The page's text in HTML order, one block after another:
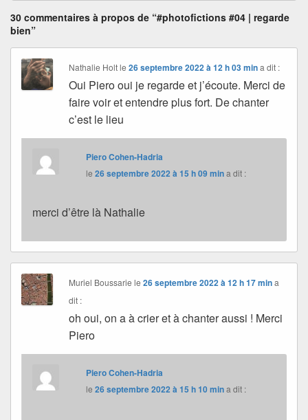
30 commentaires à propos de “#photofictions #04 | regarde
bien”
Nathalie Holtle26 septembre 2022 à 12 h 03 min a dit :
Oui Piero oui je regarde et j’écoute. Merci de
faire voir et entendre plus fort. De chanter
c’est le lieu
Piero Cohen-Hadria
le26 septembre 2022 à 15 h 09 mina dit :
merci d’être là Nathalie
Muriel Boussarie le26 septembre 2022 à 12 h 17 min a
dit :
oh oui, on a à crier et à chanter aussi ! Merci
Piero
Piero Cohen-Hadria
le26 septembre 2022 à 15 h 10 mina dit :